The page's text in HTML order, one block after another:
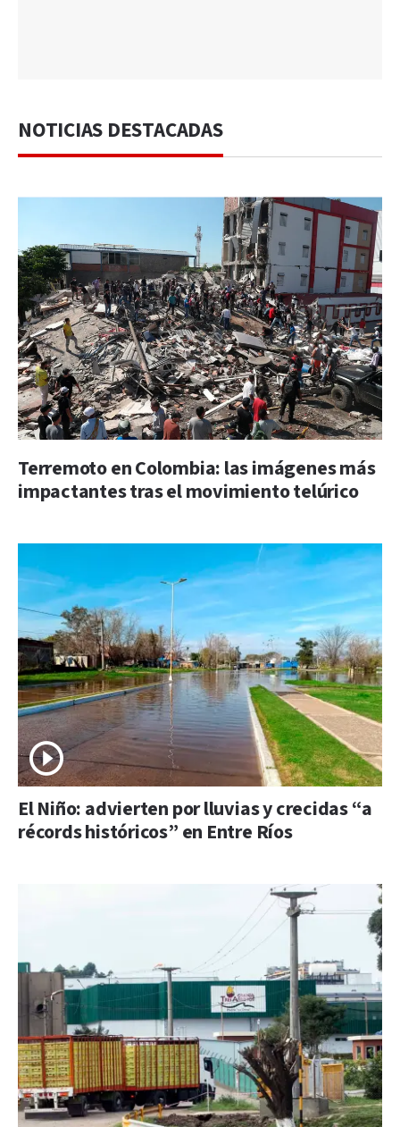
NOTICIAS DESTACADAS
Terremoto en Colombia: las imágenes más
impactantes tras el movimiento telúrico
El Niño: advierten por lluvias y crecidas “a
récords históricos” en Entre Ríos